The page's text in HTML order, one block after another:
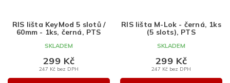
RIS lišta KeyMod 5 slotů /
60mm - 1ks, černá, PTS
SKLADEM
247 Kč bez DPH
299 Kč
RIS lišta M-Lok - černá, 1ks
(5 slots), PTS
SKLADEM
247 Kč bez DPH
299 Kč